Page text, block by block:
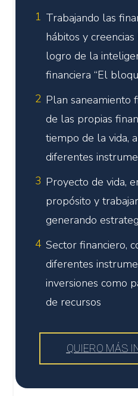
1 Trabajando las
hábitos y
logro de la
financiera “El
2 Plan saneamiento
de las propias
tiempo de la vida,
diferentes
3 Proyecto de vida,
propósito y
generando
4 Sector financiero,
diferentes
inversiones como
de recursos
QUIERO MÁS